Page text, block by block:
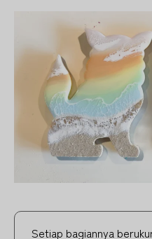
Setiap bagiannya